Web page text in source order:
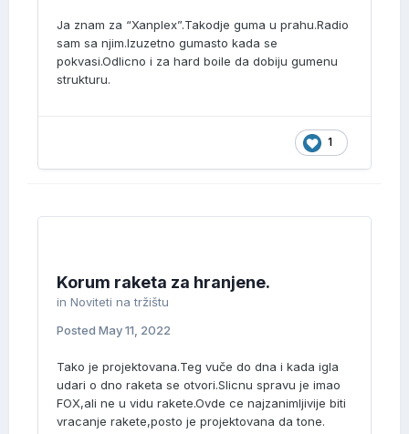
Ja znam za “Xanplex”.Takodje guma u prahu.Radio
sam sa njim.Izuzetno gumasto kada se
pokvasi.Odlicno i za hard boile da dobiju gumenu
strukturu.
1
Korum raketa za hranjene.
in Noviteti na tržištu
Posted May 11, 2022
Tako je projektovana.Teg vuče do dna i kada igla
udari o dno raketa se otvori.Slicnu spravu je imao
FOX,ali ne u vidu rakete.Ovde ce najzanimljivije biti
vracanje rakete,posto je projektovana da tone.